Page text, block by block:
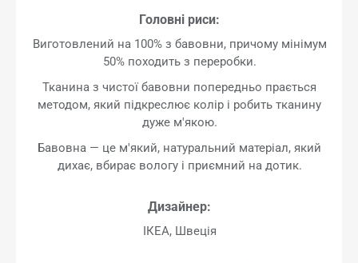
Головні риси:
Виготовлений на 100% з бавовни, причому мінімум
50% походить з переробки.
Тканина з чистої бавовни попередньо прається
методом, який підкреслює колір і робить тканину
дуже м'якою.
Бавовна — це м'який, натуральний матеріал, який
дихає, вбирає вологу і приємний на дотик.
Дизайнер:
ІКЕА, Швеція